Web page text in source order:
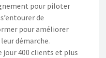
pour piloter
de
pour améliorer
démarche.
jour 400 clients et plus